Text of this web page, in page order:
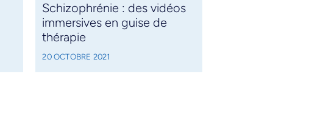
Schizophrénie : des vidéos
immersives en guise de
thérapie
20 OCTOBRE 2021